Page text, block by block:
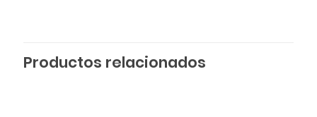
Productos relacionados